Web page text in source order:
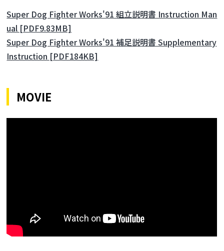
Super Dog Fighter Works'91 組立説明書 Instruction Man
ual [PDF9.83MB]
Super Dog Fighter Works'91 補足説明書 Supplementary
Instruction [PDF184KB]
MOVIE